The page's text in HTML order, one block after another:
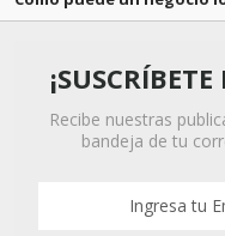
Recibe nuestras
bandeja de tu